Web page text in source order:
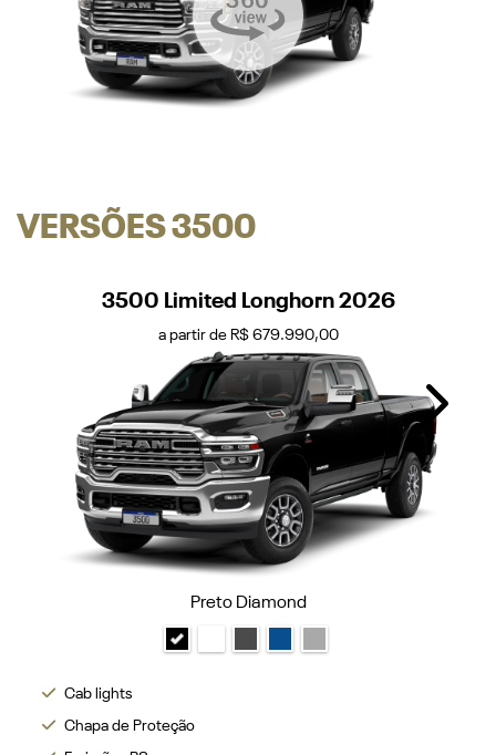
VERSÕES 3500
3500 Limited Longhorn 2026
a partir de R$ 679.990,00
Preto Diamond
Cab lights
Chapa de Proteção
Next